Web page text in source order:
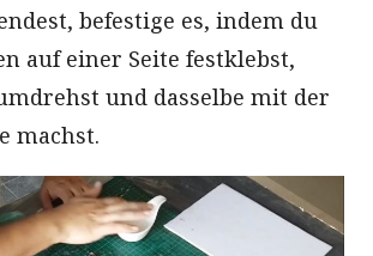
befestige es, indem du
auf einer Seite festklebst,
und dasselbe mit der
machst.